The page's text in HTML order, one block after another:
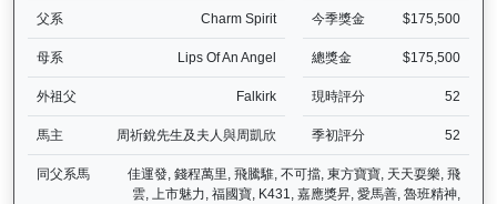
父系 Charm Spirit 今季獎金 $175,500
母系 Lips Of An Angel 總獎金 $175,500
外祖父 Falkirk 現時評分 52
馬主 周祈銳先生及夫人與周凱欣 季初評分 52
同父系馬
佳運發, 錢程萬里, 飛騰騅, 不可擋, 東方寶寶, 天天耍樂, 飛
雲, 上市魅力, 福國寶, K431, 嘉應獎昇, 愛馬善, 魯班精神,